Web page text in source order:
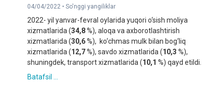
04/04/2022 • So'nggi yangiliklar
2022- yil yanvar-fevral oylarida yuqori o‘sish moliya
xizmatlarida (34,8%), aloqa va axborotlashtirish
xizmatlarida (30,6%), ko‘chmas mulk bilan bog‘liq
xizmatlarida (12,7%), savdo xizmatlarida (10,3 %),
shuningdek, transport xizmatlarida (10,1 %) qayd etildi.
Batafsil ...